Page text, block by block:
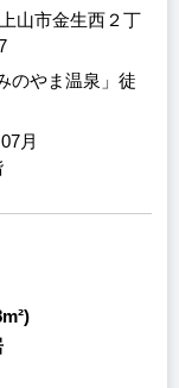
山市金生西２丁
月
のやま温泉」徒